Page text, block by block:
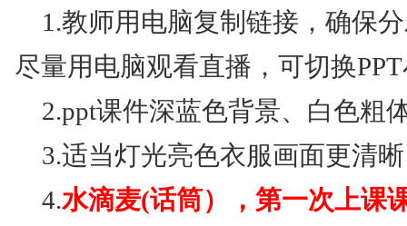
1.教师用电脑复制链接，确保
尽量用电脑观看直播，可切换
2.ppt课件深蓝色背景、白色粗
3.适当灯光亮色衣服画面更清
4.水滴麦(话筒），第一次上课